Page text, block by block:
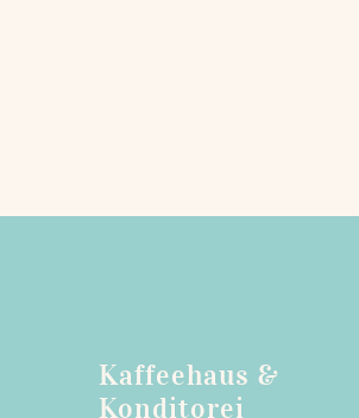
Kaffeehaus &
Konditorei